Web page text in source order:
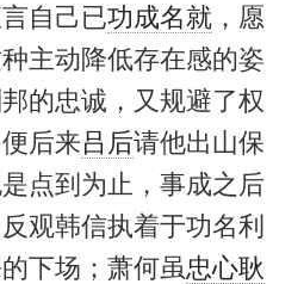
自己已功成名就，愿
主动降低存在感的姿
的忠诚，又规避了权
后来吕后请他出山保
点到为止，事成之后
观韩信执着于功名利
下场；萧何虽忠心耿